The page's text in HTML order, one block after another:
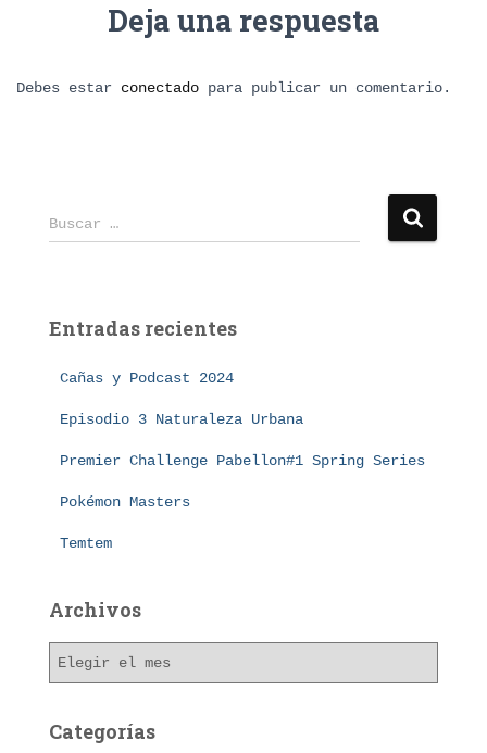
Deja una respuesta
Debes estar conectado para publicar un comentario.
B
u
r
Buscar …
Entradas recientes
Cañas y Podcast 2024
Episodio 3 Naturaleza Urbana
Premier Challenge Pabellon#1 Spring Series
Pokémon Masters
Temtem
Archivos
h
Categorías